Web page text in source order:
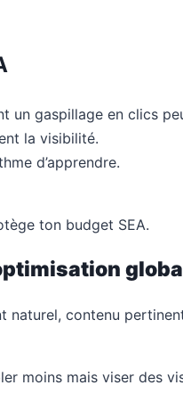
un gaspillage en clics
la visibilité.
d’apprendre.
ton budget SEA.
naturel, contenu
moins mais viser des